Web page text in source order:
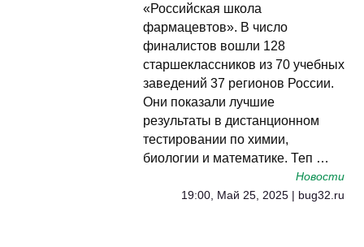
«Российская школа
фармацевтов». В число
финалистов вошли 128
старшеклассников из 70 учебных
заведений 37 регионов России.
Они показали лучшие
результаты в дистанционном
тестировании по химии,
биологии и математике. Теп …
Новости
19:00, Май 25, 2025 | bug32.ru